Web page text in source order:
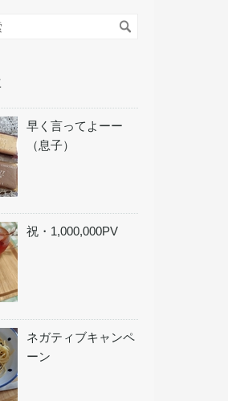
早く言ってよーー
（息子）
祝・1,000,000PV
ネガティブキャンペ
ーン